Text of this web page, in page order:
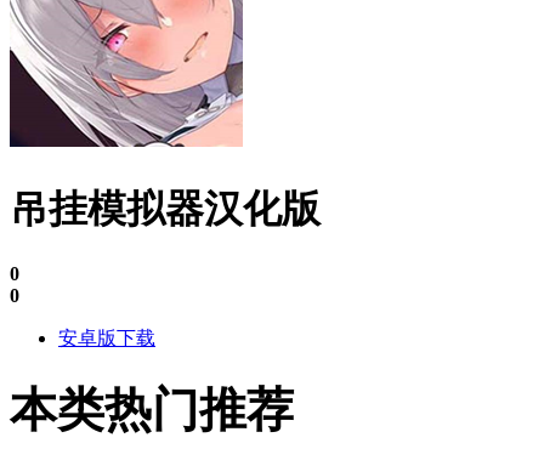
吊挂模拟器汉化版
0
0
安卓版下载
本类热门推荐